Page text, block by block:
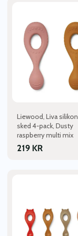
Liewood, Liva silikon
sked 4-pack, Dusty
raspberry multi mix
219 KR